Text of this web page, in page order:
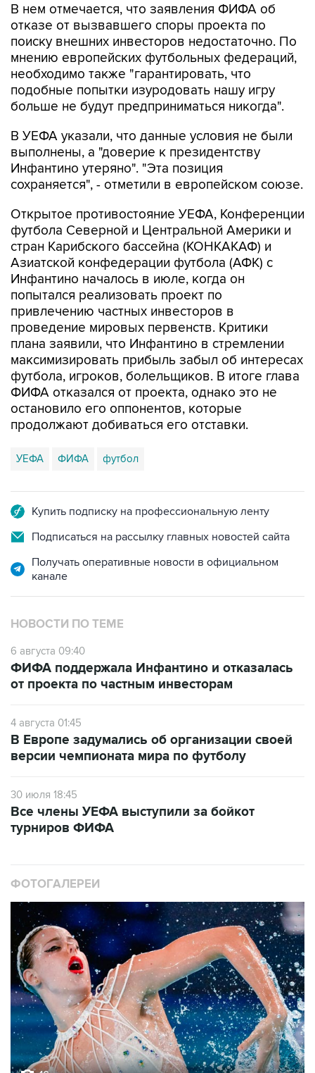
В нем отмечается, что заявления ФИФА об
отказе от вызвавшего споры проекта по
поиску внешних инвесторов недостаточно. По
мнению европейских футбольных федераций,
необходимо также "гарантировать, что
подобные попытки изуродовать нашу игру
больше не будут предприниматься никогда".
В УЕФА указали, что данные условия не были
выполнены, а "доверие к президентству
Инфантино утеряно". "Эта позиция
сохраняется", - отметили в европейском союзе.
Открытое противостояние УЕФА, Конференции
футбола Северной и Центральной Америки и
стран Карибского бассейна (КОНКАКАФ) и
Азиатской конфедерации футбола (АФК) с
Инфантино началось в июле, когда он
попытался реализовать проект по
привлечению частных инвесторов в
проведение мировых первенств. Критики
плана заявили, что Инфантино в стремлении
максимизировать прибыль забыл об интересах
футбола, игроков, болельщиков. В итоге глава
ФИФА отказался от проекта, однако это не
остановило его оппонентов, которые
продолжают добиваться его отставки.
УЕФА ФИФА футбол
Купить подписку на профессиональную ленту
Подписаться на рассылку главных новостей сайта
Получать оперативные новости в официальном
канале
НОВОСТИ ПО ТЕМЕ
6 августа 09:40
ФИФА поддержала Инфантино и отказалась
от проекта по частным инвесторам
4 августа 01:45
В Европе задумались об организации своей
версии чемпионата мира по футболу
30 июля 18:45
Все члены УЕФА выступили за бойкот
турниров ФИФА
ФОТОГАЛЕРЕИ